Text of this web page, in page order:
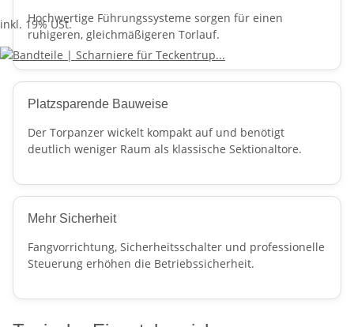
Hochwertige Führungssysteme sorgen für einen
ruhigeren, gleichmäßigeren Torlauf.
Platzsparende Bauweise
Der Torpanzer wickelt kompakt auf und benötigt
deutlich weniger Raum als klassische Sektionaltore.
Mehr Sicherheit
Fangvorrichtung, Sicherheitsschalter und professionelle
Steuerung erhöhen die Betriebssicherheit.
inkl. 19% USt.